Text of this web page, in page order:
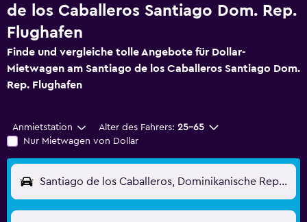
de los Caballeros Santiago Dom. Rep.
Flughafen
Finde und vergleiche tolle Angebote für Dollar-
Mietwagen am Santiago de los Caballeros Santiago Dom.
Rep. Flughafen
Anmietstation Alter des Fahrers: 25-65
Nur Mietwagen von Dollar
Santiago de los Caballeros, Dominikanische Republik - Santiago Dom. Rep. (STI)